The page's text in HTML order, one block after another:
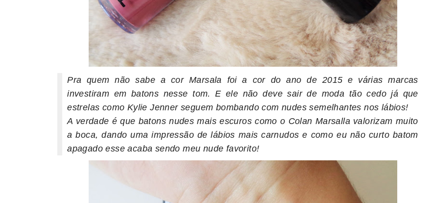
Pra quem não sabe a cor Marsala foi a cor do ano de 2015 e várias marcas
investiram em batons nesse tom. E ele não deve sair de moda tão cedo já que
estrelas como Kylie Jenner seguem bombando com nudes semelhantes nos lábios!
A verdade é que batons nudes mais escuros como o Colan Marsalla valorizam muito
a boca, dando uma impressão de lábios mais carnudos e como eu não curto batom
apagado esse acaba sendo meu nude favorito!